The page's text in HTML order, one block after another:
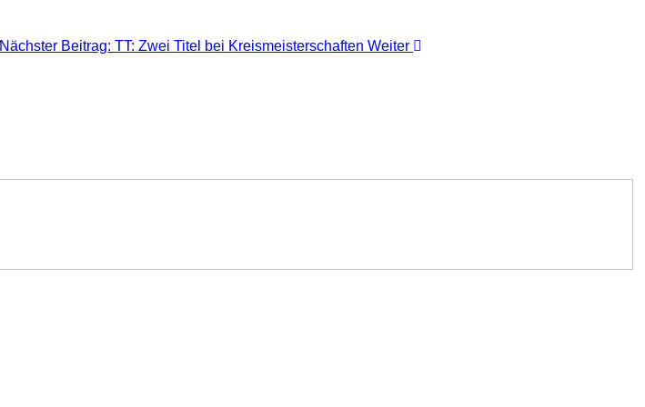
Nächster Beitrag: TT: Zwei Titel bei Kreismeisterschaften Weiter